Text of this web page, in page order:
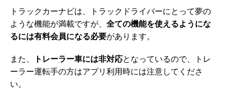
トラックカーナビは、トラックドライバーにとって夢の
ような機能が満載ですが、 全ての機能を使えるようにな
るには有料会員になる必要があります。
また、 トレーラー車には非対応となっているので、トレ
ーラー運転手の方はアプリ利用時には注意してくださ
い。